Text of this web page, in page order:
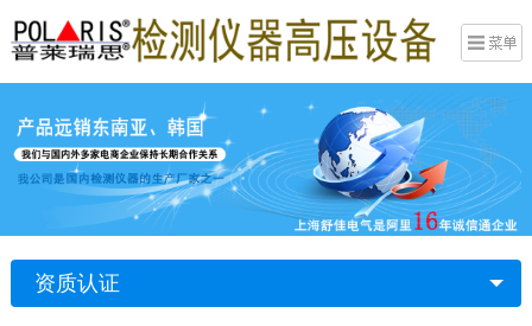
资质认证